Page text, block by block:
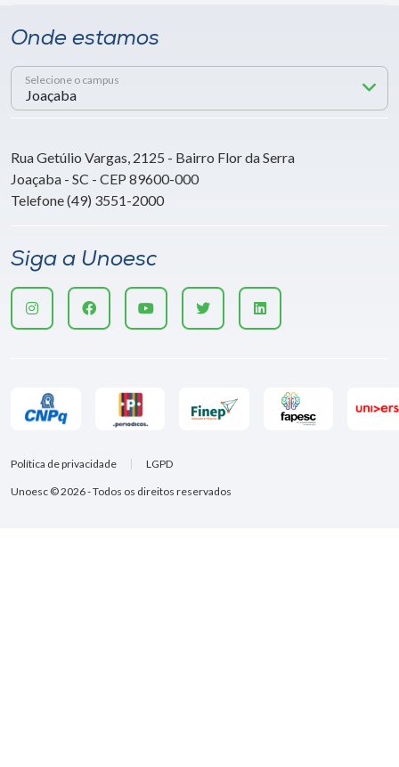
Onde estamos
Selecione o campus
Rua Getúlio Vargas, 2125 - Bairro Flor da Serra
Joaçaba - SC - CEP 89600-000
Telefone (49) 3551-2000
Siga a Unoesc
Unoesc © 2026 - Todos os direitos reservados
Política de privacidade LGPD